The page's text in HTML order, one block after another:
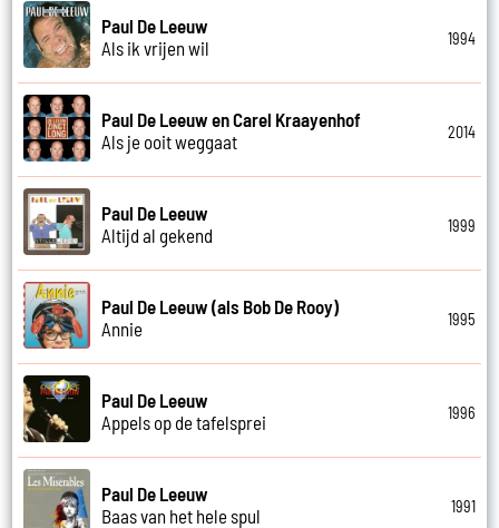
Paul De Leeuw
Als ik vrijen wil
1994
Paul De Leeuw en Carel Kraayenhof
Als je ooit weggaat
2014
Paul De Leeuw
Altijd al gekend
1999
Paul De Leeuw (als Bob De Rooy)
Annie
1995
Paul De Leeuw
Appels op de tafelsprei
1996
Paul De Leeuw
Baas van het hele spul
1991